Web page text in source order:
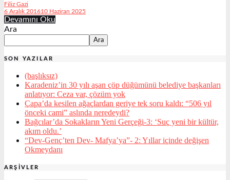
Filiz Gazi
6 Aralık 201610 Haziran 2025
Devamını Oku
Ara
Ara
SON YAZILAR
(başlıksız)
Karadeniz’in 30 yılı aşan çöp düğümünü belediye başkanları
anlatıyor: Ceza var, çözüm yok
Çapa’da kesilen ağaçlardan geriye tek soru kaldı: “506 yıl
önceki cami” aslında neredeydi?
Bağcılar’da Sokakların Yeni Gerçeği-3: ‘Suç yeni bir kültür,
akım oldu.’
“Dev-Genç’ten Dev- Mafya’ya”- 2: Yıllar içinde değişen
Okmeydanı
ARŞIVLER